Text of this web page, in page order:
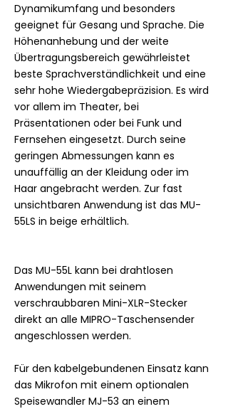
Dynamikumfang und besonders
geeignet für Gesang und Sprache. Die
Höhenanhebung und der weite
Übertragungsbereich gewährleistet
beste Sprachverständlichkeit und eine
sehr hohe Wiedergabepräzision. Es wird
vor allem im Theater, bei
Präsentationen oder bei Funk und
Fernsehen eingesetzt. Durch seine
geringen Abmessungen kann es
unauffällig an der Kleidung oder im
Haar angebracht werden. Zur fast
unsichtbaren Anwendung ist das MU-
55LS in beige erhältlich.
Das MU-55L kann bei drahtlosen
Anwendungen mit seinem
verschraubbaren Mini-XLR-Stecker
direkt an alle MIPRO-Taschensender
angeschlossen werden.
Für den kabelgebundenen Einsatz kann
das Mikrofon mit einem optionalen
Speisewandler MJ-53 an einem